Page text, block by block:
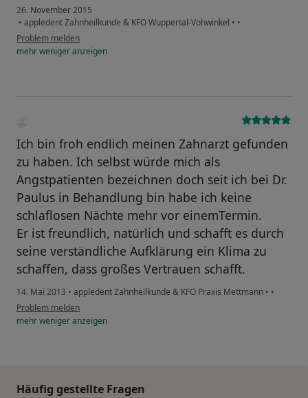
26. November 2015
• appledent Zahnheilkunde & KFO Wuppertal-Vohwinkel • •
Problem melden
mehrwenigeranzeigen
Ich bin froh endlich meinen Zahnarzt gefunden
zu haben. Ich selbst würde mich als
Angstpatienten bezeichnen doch seit ich bei Dr.
Paulus in Behandlung bin habe ich keine
schlaflosen Nächte mehr vor einemTermin.
Er ist freundlich, natürlich und schafft es durch
seine verständliche Aufklärung ein Klima zu
schaffen, dass großes Vertrauen schafft.
14. Mai 2013 • appledent Zahnheilkunde & KFO Praxis Mettmann • •
Problem melden
mehrwenigeranzeigen
Häufig gestellte Fragen